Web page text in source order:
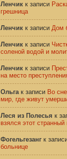
Ленчик к записи
грешница
Ленчик к записи Дом
Ленчик к записи
соленой водой и
Ленчик к записи
на место
Ольгак записи Во
мир, где живут
Леся из Полесья к
взялся этот странный
Фогельгезанг к
больнице